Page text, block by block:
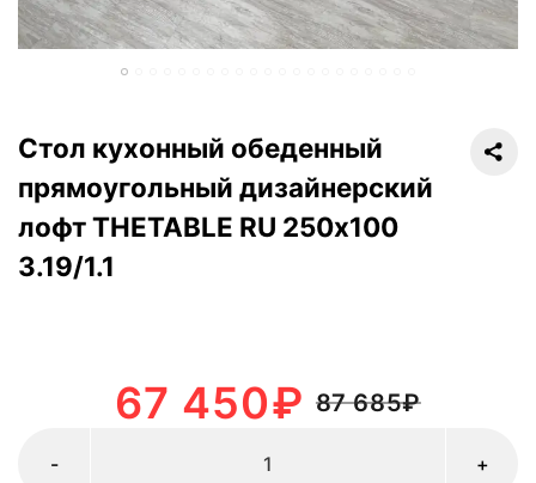
Стол кухонный обеденный
прямоугольный дизайнерский
лофт THETABLE RU 250х100
3.19/1.1
87 685₽
67 450₽
+
-